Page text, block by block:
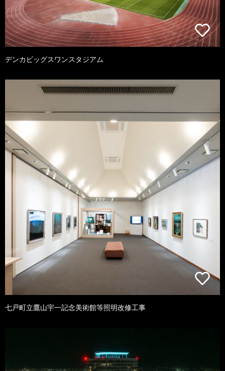
デンカビッグスワンスタジアム
七戸町立鷹山宇一記念美術館等照明改修工事